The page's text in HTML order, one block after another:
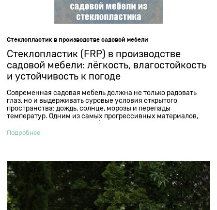
Стеклопластик в производстве садовой мебели
Стеклопластик (FRP) в производстве
садовой мебели: лёгкость, влагостойкость
и устойчивость к погоде
Современная садовая мебель должна не только радовать
глаз, но и выдерживать суровые условия открытого
пространства: дождь, солнце, морозы и перепады
температур. Одним из самых прогрессивных материалов,
отвечающих всем этим требованиям, стал
(FRP — Fiber Reinforced Polymer). Благодаря уникальному
Подробнее